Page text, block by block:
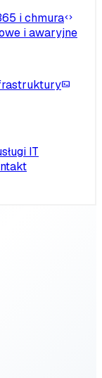
i chmura
i awaryjne
IT